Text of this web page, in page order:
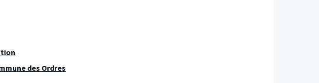
des Ordres